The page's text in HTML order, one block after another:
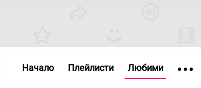
Начало Плейлисти Любими